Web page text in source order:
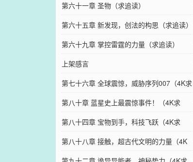
第六十一章 圣物（求追读）
第六十五章 新发现，创法的构思（求追读）
第六十九章 掌控雷霆的力量（求追读）
上架感言
第七十六章 全球震惊，威胁序列007（4K求
追读）
第八十章 蓝星史上最震惊事件！（4K求
订）
第八十四章 宝物到手，科技飞跃（4K求
订）
第八十八章 接触，超古代文明的力量（4K